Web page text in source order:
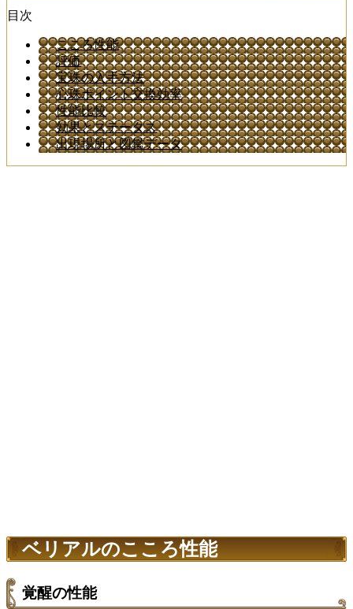
目次
こころ性能
評価
宝珠の入手方法
心珠ポイント交換効率
性能比較
効果とステータス
出現場所と図鑑データ
ベリアルのこころ性能
覚醒の性能